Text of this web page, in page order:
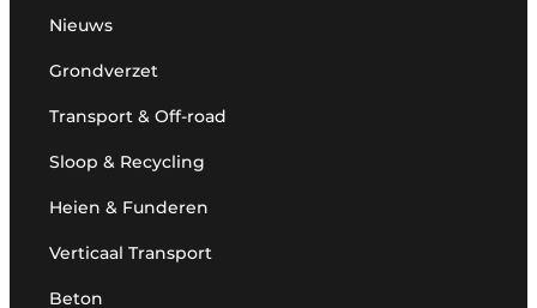
Nieuws
Grondverzet
Transport & Off-road
Sloop & Recycling
Heien & Funderen
Verticaal Transport
Beton